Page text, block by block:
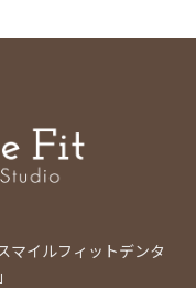
イルフィットデンタ